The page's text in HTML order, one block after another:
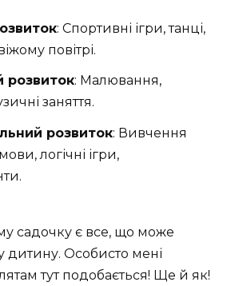
: Спортивні ігри, танці,
повітрі.
розвиток: Малювання,
заняття.
розвиток: Вивчення
логічні ігри,
садочку є все, що може
дитину. Особисто мені
тут подобається! Ще й як!